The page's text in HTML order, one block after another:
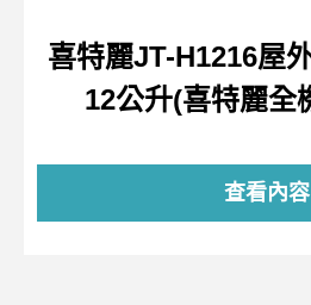
喜特麗JT-H1216屋
12公升(喜特麗全
查看內容